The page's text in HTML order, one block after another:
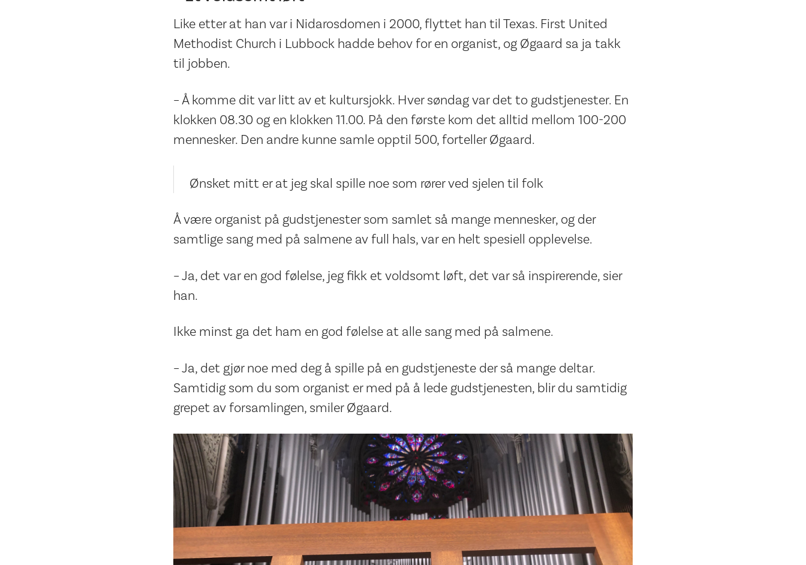
Like etter at han var i Nidarosdomen i 2000, flyttet han til Texas. First United
Methodist Church i Lubbock hadde behov for en organist, og Øgaard sa ja takk
til jobben.
– Å komme dit var litt av et kultursjokk. Hver søndag var det to gudstjenester. En
klokken 08.30 og en klokken 11.00. På den første kom det alltid mellom 100-200
mennesker. Den andre kunne samle opptil 500, forteller Øgaard.
Ønsket mitt er at jeg skal spille noe som rører ved sjelen til folk
Å være organist på gudstjenester som samlet så mange mennesker, og der
samtlige sang med på salmene av full hals, var en helt spesiell opplevelse.
– Ja, det var en god følelse, jeg fikk et voldsomt løft, det var så inspirerende, sier
han.
Ikke minst ga det ham en god følelse at alle sang med på salmene.
– Ja, det gjør noe med deg å spille på en gudstjeneste der så mange deltar.
Samtidig som du som organist er med på å lede gudstjenesten, blir du samtidig
grepet av forsamlingen, smiler Øgaard.